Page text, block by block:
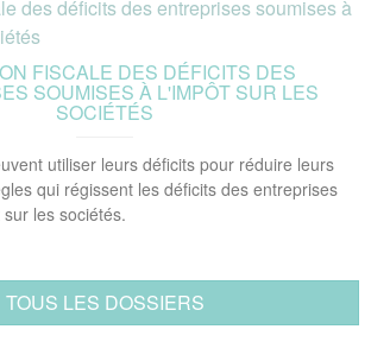
FISCALE DES DÉFICITS DES
SOUMISES À L'IMPÔT SUR LES
SOCIÉTÉS
utiliser leurs déficits pour réduire leurs
qui régissent les déficits des entreprises
les sociétés.
TOUS LES DOSSIERS